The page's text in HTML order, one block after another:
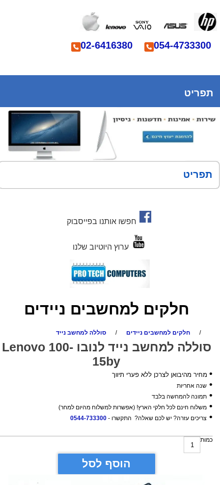
054-4733300
02-6416380
תפריט
תפריט
חפשו אותנו בפייסבוק
ערוץ היוטיוב שלנו
חלקים למחשבים ניידים
חלקים למחשבים ניידים סוללה למחשב נייד
סוללה למחשב נייד לנובו Lenovo 100-
15by
מחיר מהיבואן לצרכן ללא פערי תיווך•
• שנה אחריות
• תמונה להמחשה בלבד
• משלוח חינם לכל חלקי הארץ! (אפשרות למשלוח מהיום למחר)
• צריכים עזרה? יש לכם שאלה? התקשרו -0544-733300
כמות
הוסף לסל